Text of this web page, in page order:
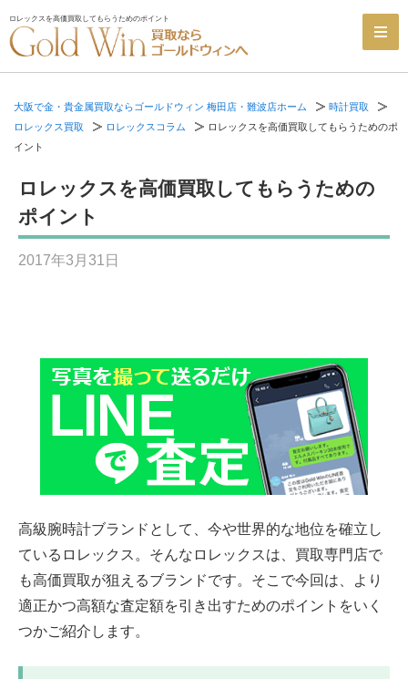
ロレックスを高価買取してもらうためのポイント
大阪で金・貴金属買取ならゴールドウィン 梅田店・難波店ホーム
時計買取
ロレックス買取
ロレックスコラム
ロレックスを高価買取してもらうためのポ
イント
ロレックスを高価買取してもらうための
ポイント
2017年3月31日
高級腕時計ブランドとして、今や世界的な地位を確立し
ているロレックス。そんなロレックスは、買取専門店で
も高価買取が狙えるブランドです。そこで今回は、より
適正かつ高額な査定額を引き出すためのポイントをいく
つかご紹介します。